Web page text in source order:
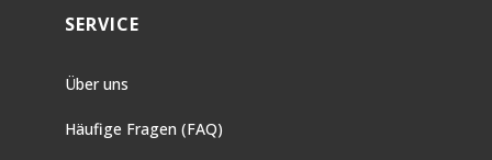
SERVICE
Über uns
Häufige Fragen (FAQ)